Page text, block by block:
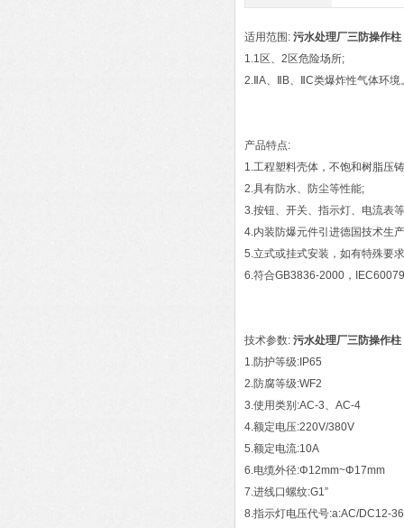
适用范围: 污水处理厂三防操作柱
1.1区、2区危险场所;
2.ⅡA、ⅡB、ⅡC类爆炸性气体环境
产品特点:
1.工程塑料壳体，不饱和树脂压
2.具有防水、防尘等性能;
3.按钮、开关、指示灯、电流表
4.内装防爆元件引进德国技术生
5.立式或挂式安装，如有特殊要
6.符合GB3836-2000，
技术参数: 污水处理厂三防操作柱
1.防护等级:IP65
2.防腐等级:WF2
3.使用类别:AC-3、AC-4
4.额定电压:220V/380V
5.额定电流:10A
6.电缆外径:Φ12mm~Φ17mm
7.进线口螺纹:G1”
8.指示灯电压代号:a:AC/DC12-